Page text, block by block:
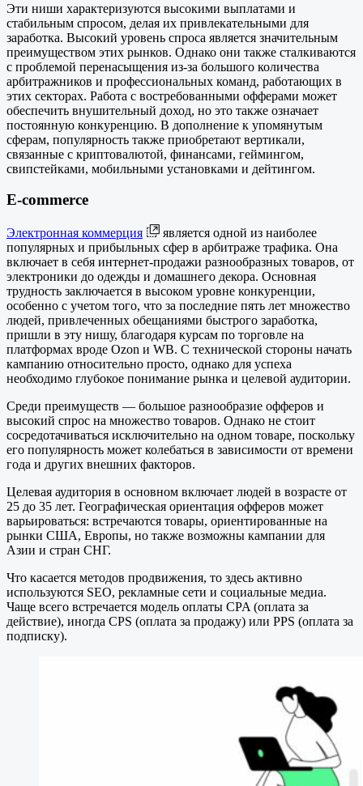
Эти ниши характеризуются высокими выплатами и
стабильным спросом, делая их привлекательными для
заработка. Высокий уровень спроса является значительным
преимуществом этих рынков. Однако они также сталкиваются
с проблемой перенасыщения из-за большого количества
арбитражников и профессиональных команд, работающих в
этих секторах. Работа с востребованными офферами может
обеспечить внушительный доход, но это также означает
постоянную конкуренцию. В дополнение к упомянутым
сферам, популярность также приобретают вертикали,
связанные с криптовалютой, финансами, геймингом,
свипстейками, мобильными установками и дейтингом.
E-commerce
Электронная коммерция
является одной из наиболее
популярных и прибыльных сфер в арбитраже трафика. Она
включает в себя интернет-продажи разнообразных товаров, от
электроники до одежды и домашнего декора. Основная
трудность заключается в высоком уровне конкуренции,
особенно с учетом того, что за последние пять лет множество
людей, привлеченных обещаниями быстрого заработка,
пришли в эту нишу, благодаря курсам по торговле на
платформах вроде Ozon и WB. С технической стороны начать
кампанию относительно просто, однако для успеха
необходимо глубокое понимание рынка и целевой аудитории.
Среди преимуществ — большое разнообразие офферов и
высокий спрос на множество товаров. Однако не стоит
сосредотачиваться исключительно на одном товаре, поскольку
его популярность может колебаться в зависимости от времени
года и других внешних факторов.
Целевая аудитория в основном включает людей в возрасте от
25 до 35 лет. Географическая ориентация офферов может
варьироваться: встречаются товары, ориентированные на
рынки США, Европы, но также возможны кампании для
Азии и стран СНГ.
Что касается методов продвижения, то здесь активно
используются SEO, рекламные сети и социальные медиа.
Чаще всего встречается модель оплаты CPA (оплата за
действие), иногда CPS (оплата за продажу) или PPS (оплата за
подписку).